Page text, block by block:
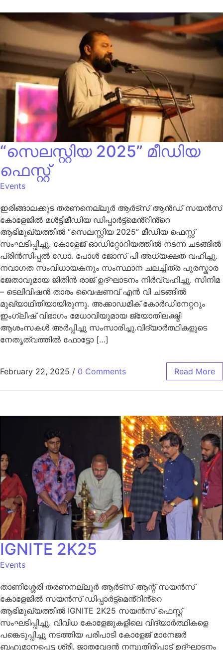
“സെലസ്റ്റിയ 2025” മീഡിയ
ഫെസ്റ്റ്
Events
ഇരിങ്ങാലക്കുട തരണനെല്ലൂർ ആർട്സ് ആൻഡ് സയൻസ്
കോളേജിൽ മൾട്ടിമീഡിയ ഡിപ്പാർട്ട്മെൻ്റിൻ്റെ
ആഭിമുഖ്യത്തിൽ “സെലസ്റ്റിയ 2025” മീഡിയ ഫെസ്റ്റ്
സംഘടിപ്പിച്ചു. കോളേജ് ഓഡിറ്റോറിയത്തിൽ നടന്ന ചടങ്ങിൽ
പ്രിൻസിപ്പൽ ഡോ. പോൾ ജോസ് പി അധ്യക്ഷത വഹിച്ചു.
നവാഗത സംവിധായകനും സംസ്ഥാന ചലച്ചിത്ര പുരസ്കാര
ജേതാവുമായ ജിതിൻ രാജ് ഉദ്ഘാടനം നിർവ്വഹിച്ചു. സിനിമ
– ടെലിവിഷൻ താരം വൈഷണവ് എൻ വി ചടങ്ങിൽ
മുഖ്യാഥിതിയായിരുന്നു. അക്കാഡമിക് കോർഡിനേറ്ററും
ഇംഗ്ലീഷ് വിഭാഗം മേധാവിയുമായ ജ്യോതിലക്ഷ്മി
ആശംസകൾ അർപ്പിച്ചു സംസാരിച്ചു.വിദ്യാർത്ഥികളുടെ
നേതൃത്വത്തിൽ ഫോട്ടോ […]
February 22, 2025 / 0 Comments Read More
IGNITE 2K25
Events
താണിശ്ശേരി തരണനല്ലൂർ ആർട്സ് ആന്റ് സയൻസ്
കോളേജിൽ സയൻസ് ഡിപ്പാർട്ട്മെൻ്റിൻ്റെ
ആഭിമുഖ്യത്തിൽ IGNITE 2K25 സയൻസ് ഫെസ്റ്റ്
സംഘടിപ്പിച്ചു. വിവിധ കോളേജുകളിലെ വിദ്യാർത്ഥികളെ
പങ്കെടുപ്പിച്ചു നടത്തിയ പരിപാടി കോളേജ് മാനേജർ
ബഹുമാനപ്പെട്ട ശ്രീ. ജാതവേദൻ നമ്പുതിരിപ്പാട് ഉദ്ഘാടനം